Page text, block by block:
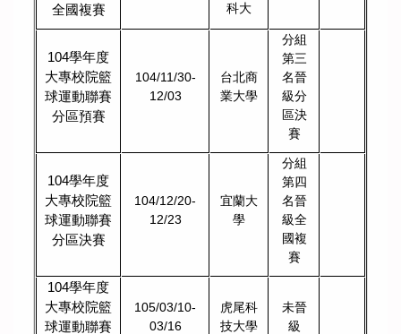
全國複賽
科大
104學年度
大專校院籃
球運動聯賽
分區預賽
104/11/30-
12/03
台北商
業大學
分組
第三
名晉
級分
區決
賽
104學年度
大專校院籃
球運動聯賽
分區決賽
104/12/20-
12/23
宜蘭大
學
分組
第四
名晉
級全
國複
賽
104學年度
大專校院籃
球運動聯賽
105/03/10-
03/16
虎尾科
技大學
未晉
級